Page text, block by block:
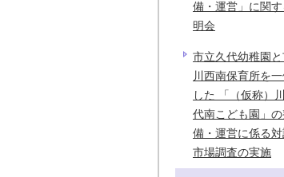
備・運営」に関
明会
市立久代幼稚園と
川西南保育所を
した 「（仮称）
代南こども園」
備・運営に係る対
市場調査の実施